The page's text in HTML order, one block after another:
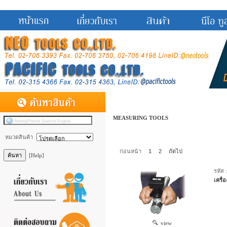
หมวดสินค้า
[Help]
MEASURING TOOLS
ก่อนหน้า 1 2 ถัดไป
view
รหัส
เครื่